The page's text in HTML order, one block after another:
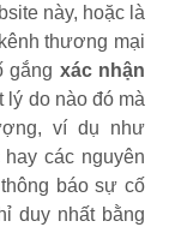
này, hoặc là
thương mại
gắng xác nhận
lý do nào đó mà
ví dụ như
các nguyên
báo sự cố
duy nhất bằng